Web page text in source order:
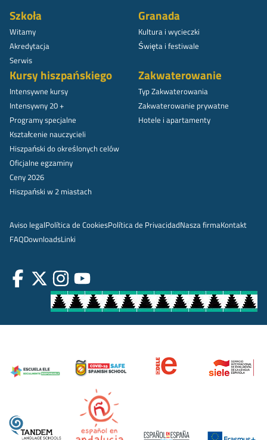
Szkoła
Witamy
Akredytacja
Serwis
Granada
Kultura i wycieczki
Święta i festiwale
Kursy hiszpańskiego
Intensywne kursy
Intensywny 20 +
Programy specjalne
Kształcenie nauczycieli
Hiszpański do określonych celów
Oficjalne egzaminy
Ceny 2026
Hiszpański w 2 miastach
Zakwaterowanie
Typ Zakwaterowania
Zakwaterowanie prywatne
Hotele i apartamenty
Aviso legalPolítica de CookiesPolítica de PrivacidadNasza firmaKontakt
FAQDownloadsLinki